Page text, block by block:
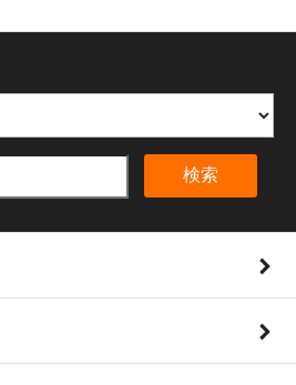
検索